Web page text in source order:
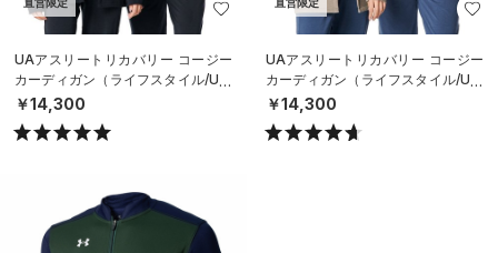
直営限定
UAアスリートリカバリー コージー
カーディガン（ライフスタイル/UNI
SEX）
￥14,300
直営限定
UAアスリートリカバリー コージー
カーディガン（ライフスタイル/UNI
SEX）
￥14,300